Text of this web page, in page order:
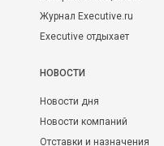
Журнал Executive.ru
Executive отдыхает
НОВОСТИ
Новости дня
Новости компаний
Отставки и назначения